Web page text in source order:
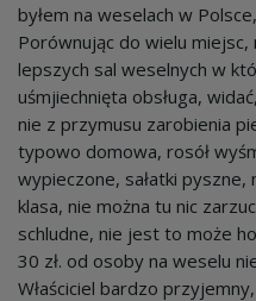
byłem na weselach w
Porównując do wielu
lepszych sal weselnych w
uśmjiechnięta obsługa,
nie z przymusu zarobienia
typowo domowa, rosół
wypieczone, sałatki
klasa, nie można tu nic
schludne, nie jest to może
30 zł. od osoby na weselu
Właściciel bardzo